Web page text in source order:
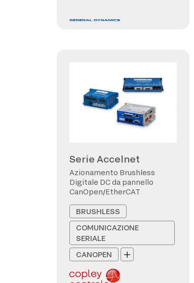
Serie Accelnet
Azionamento Brushless
Digitale DC da pannello
CanOpen/EtherCAT
BRUSHLESS
COMUNICAZIONE
SERIALE
CANOPEN